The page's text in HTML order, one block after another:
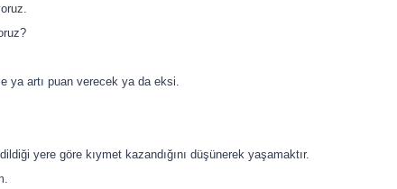
ya artı puan verecek ya da eksi.
yere göre kıymet kazandığını düşünerek yaşamaktır.